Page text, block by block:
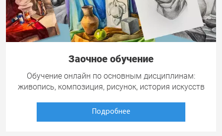
Заочное обучение
Обучение онлайн по основным дисциплинам:
живопись, композиция, рисунок, история искусств
Подробнее